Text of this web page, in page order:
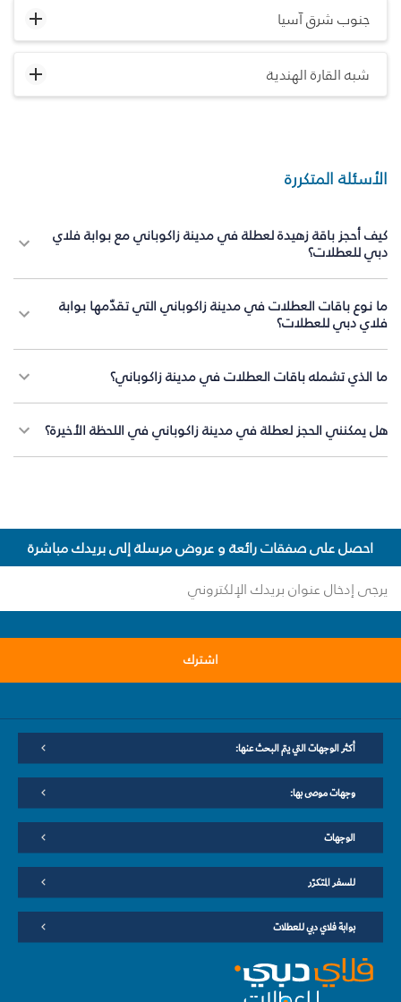
جنوب شرق آسيا
شبه القارة الهندية
الأسئلة المتكررة
كيف أحجز باقة زهيدة لعطلة في مدينة زاكوباني مع بوابة فلاي
دبي للعطلات؟
ما نوع باقات العطلات في مدينة زاكوباني التي تقدّمها بوابة
فلاي دبي للعطلات؟
ما الذي تشمله باقات العطلات في مدينة زاكوباني؟
هل يمكنني الحجز لعطلة في مدينة زاكوباني في اللحظة الأخيرة؟
احصل على صفقات رائعة و عروض مرسلة إلى بريدك مباشرة
اشترك
أكثر الوجهات التي يتم البحث عنها:
وجهات موصى بها:
الوجهات
للسفر المتكرّر
بوابة فلاي دبي للعطلات